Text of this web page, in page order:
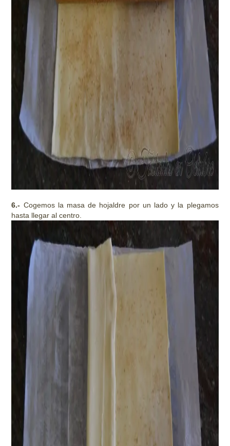
6.- Cogemos la masa de hojaldre por un lado y la plegamos
hasta llegar al centro.